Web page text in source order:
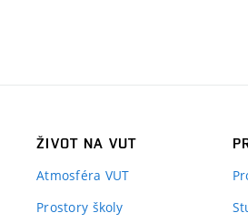
ŽIVOT NA VUT
Atmosféra VUT
Prostory školy